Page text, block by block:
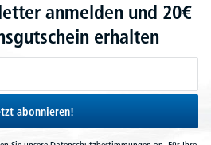
anmelden und 20€
erhalten
abonnieren!